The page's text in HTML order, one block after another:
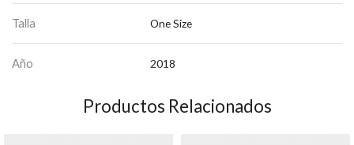
Talla One Size
Año 2018
Productos Relacionados